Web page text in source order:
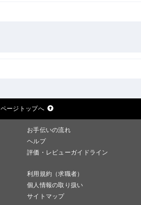
ページトップへ
お手伝いの流れ
ヘルプ
評価・レビューガイドライン
利用規約（求職者）
個人情報の取り扱い
サイトマップ